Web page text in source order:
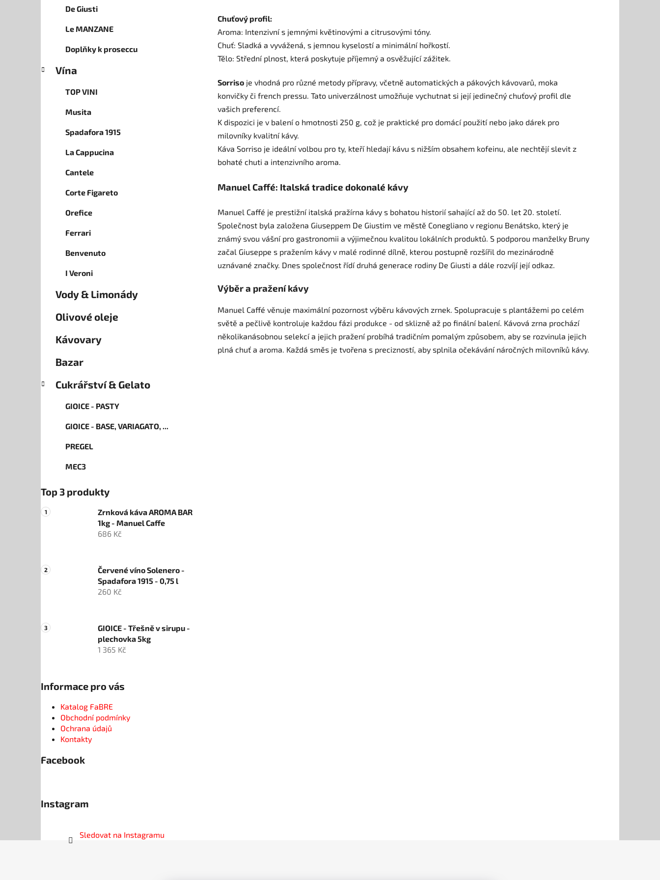
De Giusti
Le MANZANE
Doplňky k proseccu
Vína
TOP VINI
Musita
Spadafora 1915
La Cappucina
Cantele
Corte Figareto
Orefice
Ferrari
Benvenuto
I Veroni
Vody & Limonády
Olivové oleje
Kávovary
Bazar
Cukrářství & Gelato
GIOICE - PASTY
GIOICE - BASE, VARIAGATO, ...
PREGEL
MEC3
Top 3 produkty
Zrnková káva AROMA BAR
1kg - Manuel Caffe
686 Kč
Červené víno Solenero -
Spadafora 1915 - 0,75 l
260 Kč
GIOICE - Třešně v sirupu -
plechovka 5kg
1 365 Kč
Informace pro vás
Katalog FaBRE
Obchodní podmínky
Ochrana údajů
Kontakty
Facebook
Instagram
Sledovat na Instagramu
Chuťový profil:
Aroma: Intenzivní s jemnými květinovými a citrusovými tóny.
Chuť: Sladká a vyvážená, s jemnou kyselostí a minimální hořkostí.
Tělo: Střední plnost, která poskytuje příjemný a osvěžující zážitek.
Sorriso je vhodná pro různé metody přípravy, včetně automatických a pákových kávovarů, moka
konvičky či french pressu. Tato univerzálnost umožňuje vychutnat si její jedinečný chuťový profil dle
vašich preferencí.
K dispozici je v balení o hmotnosti 250 g, což je praktické pro domácí použití nebo jako dárek pro
milovníky kvalitní kávy.
Káva Sorriso je ideální volbou pro ty, kteří hledají kávu s nižším obsahem kofeinu, ale nechtějí slevit z
bohaté chuti a intenzivního aroma.
Manuel Caffé: Italská tradice dokonalé kávy
Manuel Caffé je prestižní italská pražírna kávy s bohatou historií sahající až do 50. let 20. století.
Společnost byla založena Giuseppem De Giustim ve městě Conegliano v regionu Benátsko, který je
známý svou vášní pro gastronomii a výjimečnou kvalitou lokálních produktů. S podporou manželky Bruny
začal Giuseppe s pražením kávy v malé rodinné dílně, kterou postupně rozšířil do mezinárodně
uznávané značky. Dnes společnost řídí druhá generace rodiny De Giusti a dále rozvíjí její odkaz.
Výběr a pražení kávy
Manuel Caffé věnuje maximální pozornost výběru kávových zrnek. Spolupracuje s plantážemi po celém
světě a pečlivě kontroluje každou fázi produkce - od sklizně až po finální balení. Kávová zrna prochází
několikanásobnou selekcí a jejich pražení probíhá tradičním pomalým způsobem, aby se rozvinula jejich
plná chuť a aroma. Každá směs je tvořena s precizností, aby splnila očekávání náročných milovníků kávy.